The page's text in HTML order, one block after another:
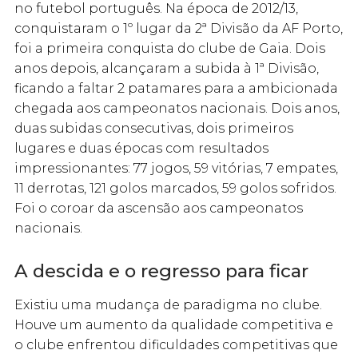
no futebol português. Na época de 2012/13,
conquistaram o 1º lugar da 2ª Divisão da AF Porto,
foi a primeira conquista do clube de Gaia. Dois
anos depois, alcançaram a subida à 1ª Divisão,
ficando a faltar 2 patamares para a ambicionada
chegada aos campeonatos nacionais. Dois anos,
duas subidas consecutivas, dois primeiros
lugares e duas épocas com resultados
impressionantes: 77 jogos, 59 vitórias, 7 empates,
11 derrotas, 121 golos marcados, 59 golos sofridos.
Foi o coroar da ascensão aos campeonatos
nacionais.
A descida e o regresso para ficar
Existiu uma mudança de paradigma no clube.
Houve um aumento da qualidade competitiva e
o clube enfrentou dificuldades competitivas que